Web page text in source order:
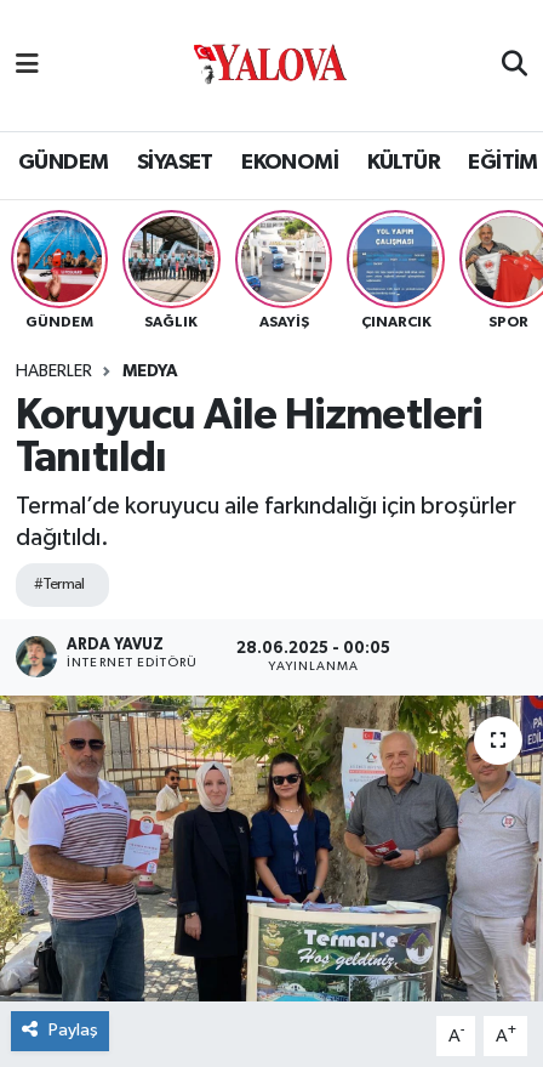
GÜNDEM SİYASET EKONOMİ KÜLTÜR EĞİTİM
GÜNDEM SAĞLIK ASAYİŞ ÇINARCIK SPOR
HABERLER MEDYA
Koruyucu Aile Hizmetleri
Tanıtıldı
Termal’de koruyucu aile farkındalığı için broşürler
dağıtıldı.
#Termal
ARDA YAVUZ
İNTERNET EDITÖRÜ
28.06.2025 - 00:05
YAYINLANMA
Paylaş A- A+
SİYASET
EKONOMİ
KÜLTÜR
BİLİM VE TEKNOLOJİ
ASAYİŞ
SAĞLIK
SPOR
ULUSAL
İLÇELERİMİZ
RESMİ İLAN
Yalova Nöbetçi Eczaneler
Yalova Hava Durumu
Yalova Namaz Vakitleri
Yalova Trafik Yoğunluk Haritası
Son Dakika Haberleri
Haber Arşivi